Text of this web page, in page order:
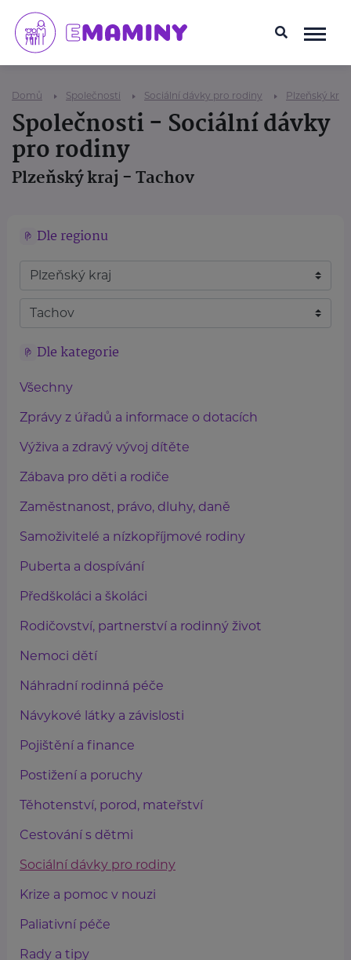
Domů Společnosti Sociální dávky pro rodiny Plzeňský kraj
Společnosti - Sociální dávky
pro rodiny
Plzeňský kraj - Tachov
Dle regionu
Dle kategorie
Všechny
Zprávy z úřadů a informace o dotacích
Výživa a zdravý vývoj dítěte
Zábava pro děti a rodiče
Zaměstnanost, právo, dluhy, daně
Samoživitelé a nízkopříjmové rodiny
Puberta a dospívání
Předškoláci a školáci
Rodičovství, partnerství a rodinný život
Nemoci dětí
Náhradní rodinná péče
Návykové látky a závislosti
Pojištění a finance
Postižení a poruchy
Těhotenství, porod, mateřství
Cestování s dětmi
Sociální dávky pro rodiny
Krize a pomoc v nouzi
Paliativní péče
Rady a tipy